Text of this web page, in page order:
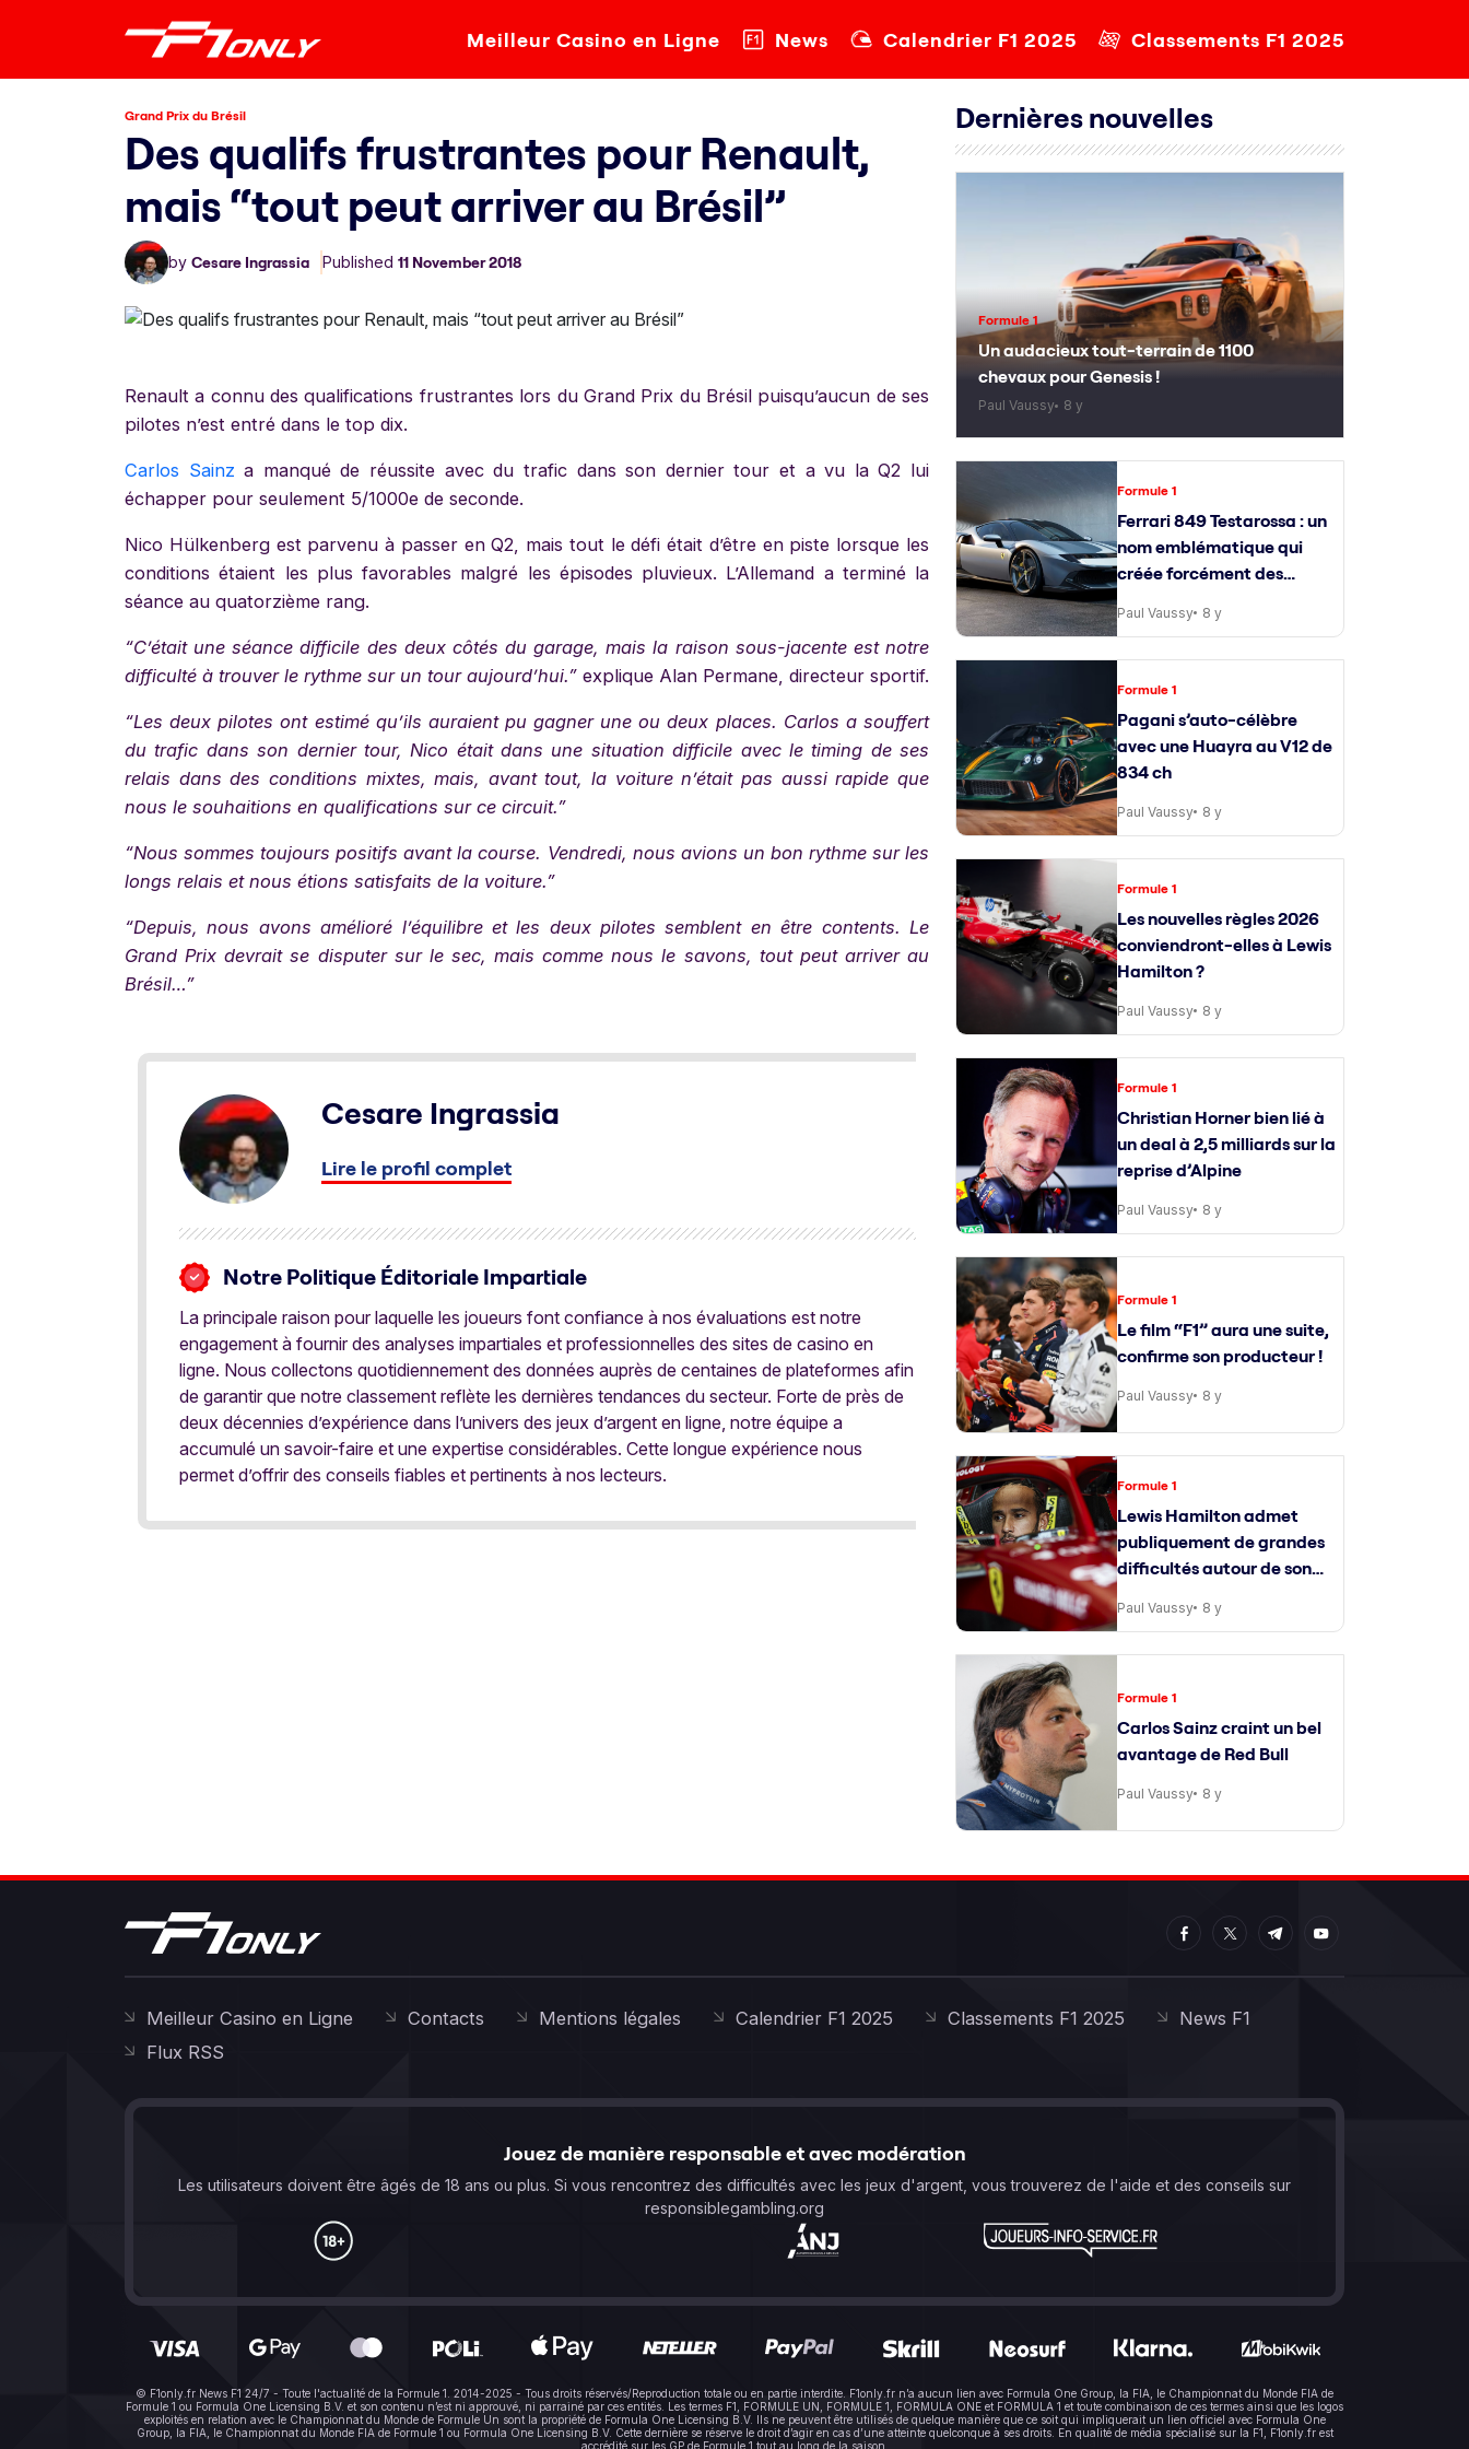
Meilleur Casino en Ligne News Calendrier F1 2025 Classements F1 2025
Grand Prix du Brésil
Des qualifs frustrantes pour Renault,
mais “tout peut arriver au Brésil”
by Cesare Ingrassia Published 11 November 2018
Renault a connu des qualifications frustrantes lors du Grand Prix du Brésil puisqu’aucun de ses
pilotes n’est entré dans le top dix.
Carlos Sainz a manqué de réussite avec du trafic dans son dernier tour et a vu la Q2 lui
échapper pour seulement 5/1000e de seconde.
Nico Hülkenberg est parvenu à passer en Q2, mais tout le défi était d’être en piste lorsque les
conditions étaient les plus favorables malgré les épisodes pluvieux. L’Allemand a terminé la
séance au quatorzième rang.
“C’était une séance difficile des deux côtés du garage, mais la raison sous-jacente est notre
difficulté à trouver le rythme sur un tour aujourd’hui.” explique Alan Permane, directeur sportif.
“Les deux pilotes ont estimé qu’ils auraient pu gagner une ou deux places. Carlos a souffert
du trafic dans son dernier tour, Nico était dans une situation difficile avec le timing de ses
relais dans des conditions mixtes, mais, avant tout, la voiture n’était pas aussi rapide que
nous le souhaitions en qualifications sur ce circuit.”
“Nous sommes toujours positifs avant la course. Vendredi, nous avions un bon rythme sur les
longs relais et nous étions satisfaits de la voiture.”
“Depuis, nous avons amélioré l’équilibre et les deux pilotes semblent en être contents. Le
Grand Prix devrait se disputer sur le sec, mais comme nous le savons, tout peut arriver au
Brésil…”
Cesare Ingrassia
Lire le profil complet
Notre Politique Éditoriale Impartiale
La principale raison pour laquelle les joueurs font confiance à nos évaluations est notre
engagement à fournir des analyses impartiales et professionnelles des sites de casino en
ligne. Nous collectons quotidiennement des données auprès de centaines de plateformes afin
de garantir que notre classement reflète les dernières tendances du secteur. Forte de près de
deux décennies d’expérience dans l’univers des jeux d’argent en ligne, notre équipe a
accumulé un savoir-faire et une expertise considérables. Cette longue expérience nous
permet d’offrir des conseils fiables et pertinents à nos lecteurs.
Dernières nouvelles
Formule 1
Un audacieux tout-terrain de 1100
chevaux pour Genesis !
Paul Vaussy 8 y
Formule 1
Ferrari 849 Testarossa : un
nom emblématique qui
créée forcément des
attentes
Paul Vaussy 8 y
Formule 1
Pagani s’auto-célèbre
avec une Huayra au V12 de
834 ch
Paul Vaussy 8 y
Formule 1
Les nouvelles règles 2026
conviendront-elles à Lewis
Hamilton ?
Paul Vaussy 8 y
Formule 1
Christian Horner bien lié à
un deal à 2,5 milliards sur la
reprise d’Alpine
Paul Vaussy 8 y
Formule 1
Le film “F1” aura une suite,
confirme son producteur !
Paul Vaussy 8 y
Formule 1
Lewis Hamilton admet
publiquement de grandes
difficultés autour de son
ingénieur de course
Paul Vaussy 8 y
Formule 1
Carlos Sainz craint un bel
avantage de Red Bull
Paul Vaussy 8 y
Meilleur Casino en Ligne Contacts Mentions légales Calendrier F1 2025 Classements F1 2025
News F1
Flux RSS
Jouez de manière responsable et avec modération
Les utilisateurs doivent être âgés de 18 ans ou plus. Si vous rencontrez des difficultés avec les jeux d'argent, vous trouverez de l'aide et des conseils sur
responsiblegambling.org
© F1only.fr News F1 24/7 - Toute l'actualité de la Formule 1. 2014-2025 - Tous droits réservés/Reproduction totale ou en partie interdite. F1only.fr n’a aucun lien avec Formula One Group, la FIA, le Championnat du Monde FIA de
Formule 1 ou Formula One Licensing B.V. et son contenu n’est ni approuvé, ni parrainé par ces entités. Les termes F1, FORMULE UN, FORMULE 1, FORMULA ONE et FORMULA 1 et toute combinaison de ces termes ainsi que les logos
exploités en relation avec le Championnat du Monde de Formule Un sont la propriété de Formula One Licensing B.V. Ils ne peuvent être utilisés de quelque manière que ce soit qui impliquerait un lien officiel avec Formula One
Group, la FIA, le Championnat du Monde FIA de Formule 1 ou Formula One Licensing B.V. Cette dernière se réserve le droit d’agir en cas d’une atteinte quelconque à ses droits. En qualité de média spécialisé sur la F1, F1only.fr est
accrédité sur les GP de Formule 1 tout au long de la saison.